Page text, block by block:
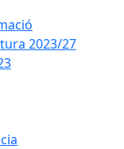
2023/27